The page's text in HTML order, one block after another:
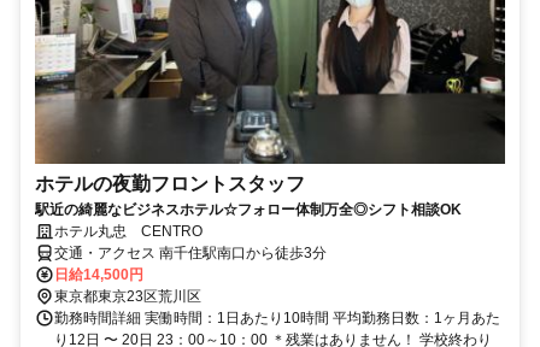
ホテルの夜勤フロントスタッフ
駅近の綺麗なビジネスホテル☆フォロー体制万全◎シフト相談OK
ホテル丸忠 CENTRO
交通・アクセス 南千住駅南口から徒歩3分
日給14,500円
東京都東京23区荒川区
勤務時間詳細 実働時間：1日あたり10時間 平均勤務日数：1ヶ月あた
り12日 〜 20日 23：00～10：00 ＊残業はありません！ 学校終わり